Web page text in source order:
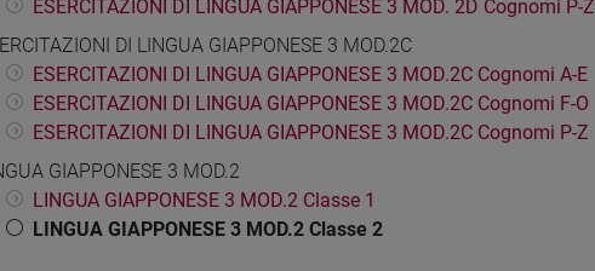
ESERCITAZIONI DI LINGUA GIAPPONESE 3 MOD. 2D Cognomi P-Z
DI LINGUA GIAPPONESE 3 MOD.2C
ESERCITAZIONI DI LINGUA GIAPPONESE 3 MOD.2C Cognomi A-E
ESERCITAZIONI DI LINGUA GIAPPONESE 3 MOD.2C Cognomi F-O
ESERCITAZIONI DI LINGUA GIAPPONESE 3 MOD.2C Cognomi P-Z
GIAPPONESE 3 MOD.2
LINGUA GIAPPONESE 3 MOD.2 Classe 1
LINGUA GIAPPONESE 3 MOD.2 Classe 2